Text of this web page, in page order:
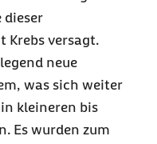
dieser
Krebs versagt.
neue
was sich weiter
kleineren bis
Es wurden zum